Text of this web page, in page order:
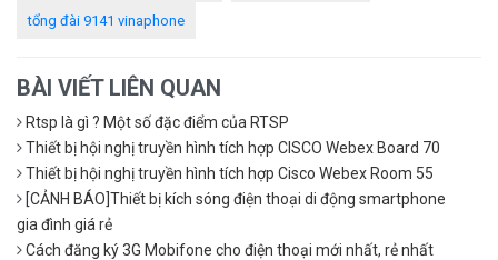
tổng đài 9141 vinaphone
BÀI VIẾT LIÊN QUAN
Rtsp là gì ? Một số đặc điểm của RTSP
Thiết bị hội nghị truyền hình tích hợp CISCO Webex Board 70
Thiết bị hội nghị truyền hình tích hợp Cisco Webex Room 55
[CẢNH BÁO]Thiết bị kích sóng điện thoại di động smartphone
gia đình giá rẻ
Cách đăng ký 3G Mobifone cho điện thoại mới nhất, rẻ nhất